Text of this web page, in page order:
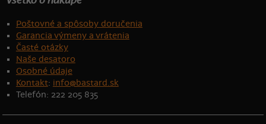
Poštovné a spôsoby doručenia
Garancia výmeny a vrátenia
Časté otázky
Naše desatoro
Osobné údaje
Kontakt: info@bastard.sk
Telefón: 222 205 835